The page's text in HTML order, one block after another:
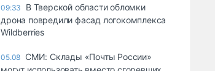
09:33
В Тверской области обломки
дрона повредили фасад логокомплекса
Wildberries
05.08 СМИ: Склады «Почты России»